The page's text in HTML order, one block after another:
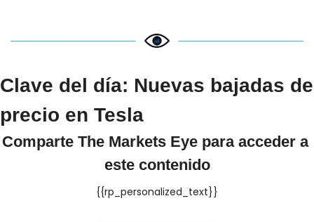
Clave del día: Nuevas bajadas de
precio en Tesla
Comparte The Markets Eye para acceder a
este contenido
{{rp_personalized_text}}